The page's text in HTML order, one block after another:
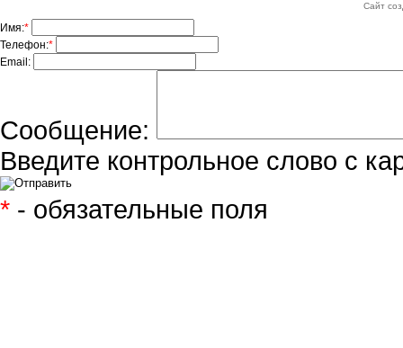
Сайт
Имя:*
Телефон:*
Email:
Сообщение:
Введите контрольное слово с
* - обязательные поля